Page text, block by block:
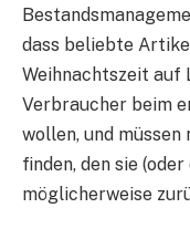
dass beliebte
Weihnachtszeit auf
Verbraucher beim
wollen, und müssen
finden, den sie
möglicherweise